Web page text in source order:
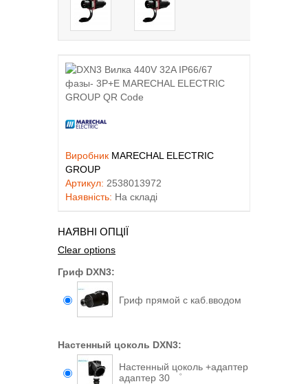
Виробник MARECHAL ELECTRIC
GROUP
Артикул: 2538013972
Наявність: На складі
НАЯВНІ ОПЦІЇ
Clear options
Гриф DXN3:
Гриф прямой с каб.вводом
Настенный цоколь DXN3:
Настенный цоколь +адаптер
адаптер 30 ゜